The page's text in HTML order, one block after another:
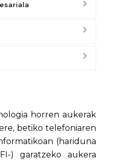
horren aukerak
betiko telefoniaren
(hariduna
) garatzeko aukera